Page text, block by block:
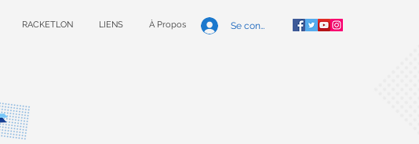
RACKETLON LIENS À Propos Se connecter